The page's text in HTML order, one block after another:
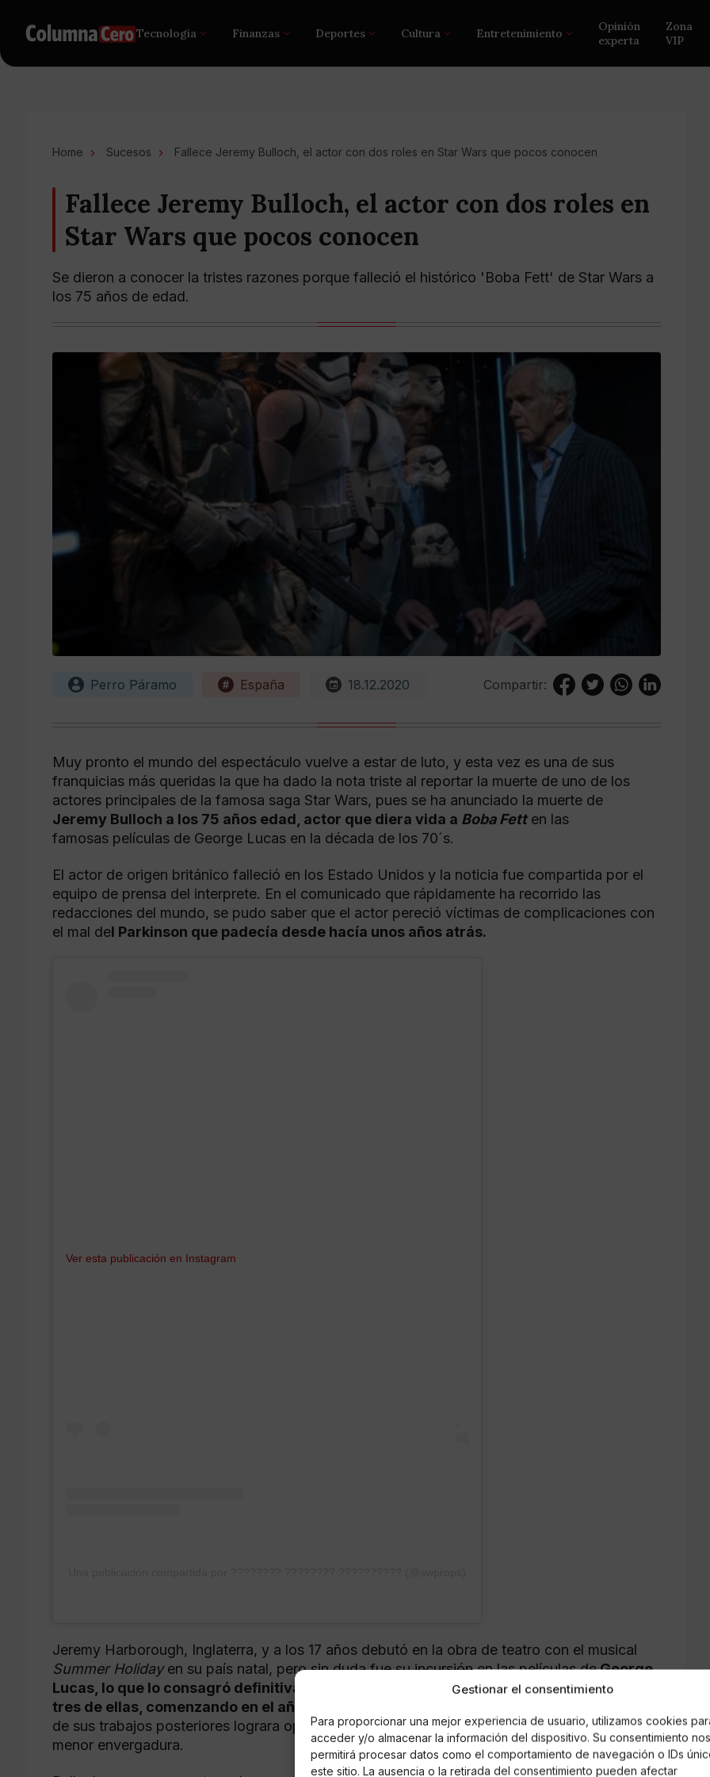
Gestionar el consentimiento
Para proporcionar una mejor experiencia de usuario, utilizamos cookies
acceder y/o almacenar la información del dispositivo. Su consentimiento nos
permitirá procesar datos como el comportamiento de navegación o IDs
este sitio. La ausencia o la retirada del consentimiento pueden afectar
Tecnología Finanzas Deportes Cultura Entretenimiento
Opinión
experta
Zona
VIP
Home Sucesos Fallece Jeremy Bulloch, el actor con dos roles en Star Wars que pocos conocen
Fallece Jeremy Bulloch, el actor con dos roles en
Star Wars que pocos conocen
Se dieron a conocer la tristes razones porque falleció el histórico 'Boba Fett' de Star Wars a
los 75 años de edad.
Perro Páramo España 18.12.2020 Compartir:
Muy pronto el mundo del espectáculo vuelve a estar de luto, y esta vez es una de sus
franquicias más queridas la que ha dado la nota triste al reportar la muerte de uno de los
actores principales de la famosa saga Star Wars, pues se ha anunciado la muerte de
Jeremy Bulloch a los 75 años edad, actor que diera vida a Boba Fetten las
famosas películas de George Lucas en la década de los 70´s.
El actor de origen británico falleció en los Estado Unidos y la noticia fue compartida por el
equipo de prensa del interprete. En el comunicado que rápidamente ha recorrido las
redacciones del mundo, se pudo saber que el actor pereció víctimas de complicaciones con
el mal del Parkinson que padecía desde hacía unos años atrás.
Ver esta publicación en Instagram
Jeremy Harborough, Inglaterra, y a los 17 años debutó en la obra de teatro con el musical
Summer Holidayen su país natal, pero sin duda fue su incursión en las películas deGeorge
Lucas, lo que lo consagró definitivamente en el mundo del cine, pudiendo participar en
tres de ellas, comenzando en el año de 1978
de sus trabajos posteriores lograra opacar su participación en otras franquicias de
menor envergadura.